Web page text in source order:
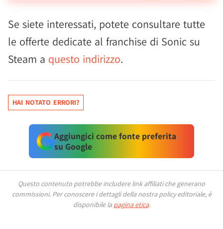
Se siete interessati, potete consultare tutte
le offerte dedicate al franchise di Sonic su
Steam a questo indirizzo.
HAI NOTATO ERRORI?
Aggiungici come fonte preferita
su Google
Questo contenuto potrebbe includere link affiliati che generano
commissioni. Per conoscere i dettagli della nostra policy editoriale, è
disponibile la pagina etica.